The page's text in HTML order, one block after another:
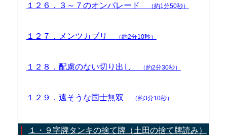
１２６．３～７のオンパレード （約1分50秒）
１２７．メンツカブリ （約2分10秒）
１２８．配慮のない切り出し （約2分30秒）
１２９．遠そうな国士無双 （約3分10秒）
１・９字牌タンキの捨て牌（土田の捨て牌読み）